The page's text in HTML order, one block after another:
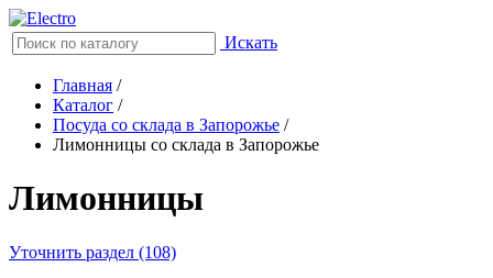
Искать
Главная /
Каталог /
Посуда со склада в Запорожье /
Лимонницы со склада в Запорожье
Лимонницы
Уточнить раздел (108)